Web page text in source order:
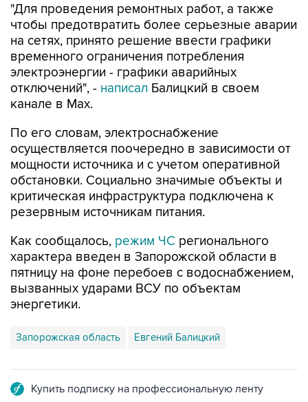
"Для проведения ремонтных работ, а также
чтобы предотвратить более серьезные аварии
на сетях, принято решение ввести графики
временного ограничения потребления
электроэнергии - графики аварийных
отключений", - написал Балицкий в своем
канале в Max.
По его словам, электроснабжение
осуществляется поочередно в зависимости от
мощности источника и с учетом оперативной
обстановки. Социально значимые объекты и
критическая инфраструктура подключена к
резервным источникам питания.
Как сообщалось, режим ЧС регионального
характера введен в Запорожской области в
пятницу на фоне перебоев с водоснабжением,
вызванных ударами ВСУ по объектам
энергетики.
Запорожская область Евгений Балицкий
Купить подписку на профессиональную ленту